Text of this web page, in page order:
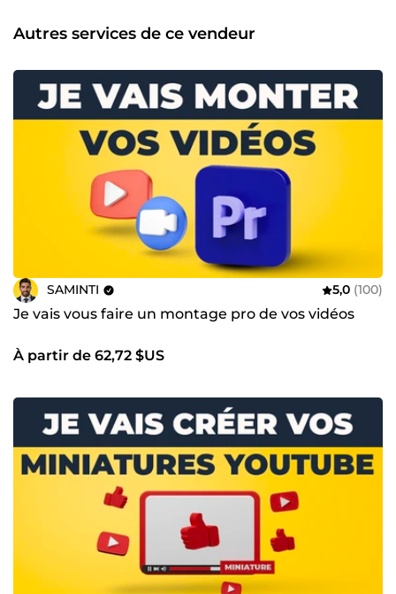
Autres services de ce vendeur
SAMINTI 5,0 (100)
Je vais vous faire un montage pro de vos vidéos
À partir de 62,72 $US